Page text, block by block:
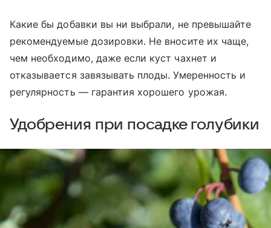
Какие бы добавки вы ни выбрали, не превышайте
рекомендуемые дозировки. Не вносите их чаще,
чем необходимо, даже если куст чахнет и
отказывается завязывать плоды. Умеренность и
регулярность — гарантия хорошего урожая.
Удобрения при посадке голубики